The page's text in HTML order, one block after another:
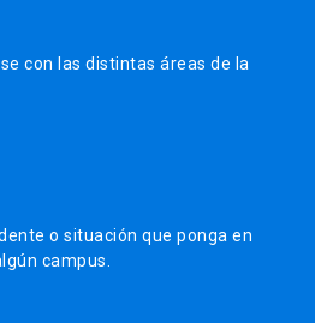
con las distintas áreas de la
o situación que ponga en
campus.